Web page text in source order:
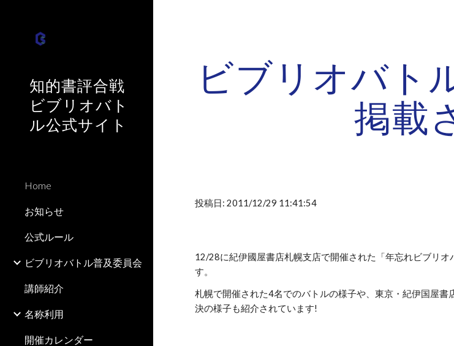
知的書評合戦
ビブリオバト
ル公式サイト
Home
お知らせ
公式ルール
ビブリオバトル普及委員会
講師紹介
名称利用
開催カレンダー
ビブリオバト
掲載
投稿日: 2011/12/29 11:41:54
12/28に紀伊國屋書店札幌支店で開催された「年忘れビブリ
す。
札幌で開催された4名でのバトルの様子や、東京・紀伊国屋
決の様子も紹介されています!